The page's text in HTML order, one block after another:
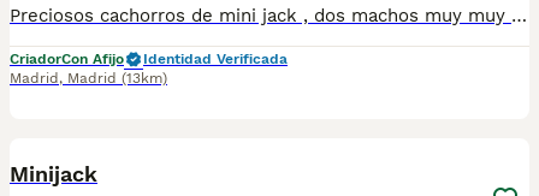
Preciosos cachorros de mini jack , dos machos muy muy toy . Mandamos a toda España por transporte propio . Puedes pagar contra rembolso cuando llegue el cachorrete a tu casa .
CriadorCon Afijo
Identidad Verificada
Madrid , Madrid (13km)
Minijack